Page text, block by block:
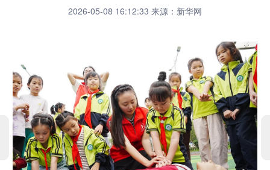
体育
书画 健康 军事
访谈 视频 图片 政务
法律 中央文件 金融 汽车
食品 人居 信息化 数字经济
2026-05-08 16:12:33 来源：新华网